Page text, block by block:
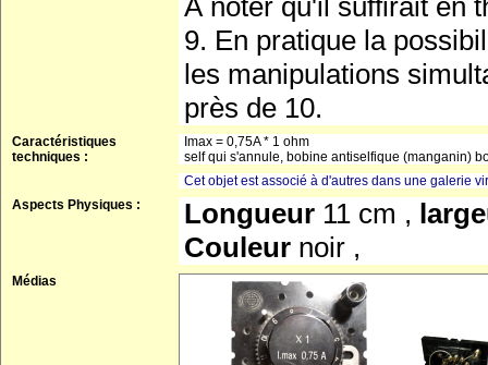
À noter qu'il suffirait en
9. En pratique la
les manipulations
près de 10.
Caractéristiques
techniques :
Imax = 0,75A * 1 ohm
self qui s'annule, bobine antiselfique (manganin)
Cet objet est associé à d'autres dans une galerie
Aspects Physiques :
Longueur 11 cm ,
Couleur noir ,
Médias